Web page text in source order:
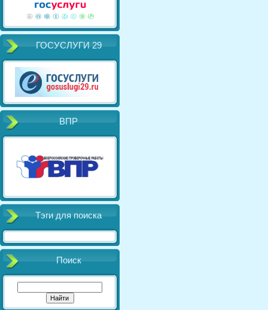
ГОСУСЛУГИ 29
ВПР
Тэги для поиска
Поиск